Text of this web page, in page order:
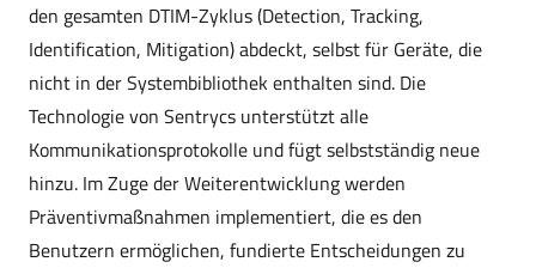
den gesamten DTIM-Zyklus (Detection, Tracking,
Identification, Mitigation) abdeckt, selbst für Geräte, die
nicht in der Systembibliothek enthalten sind. Die
Technologie von Sentrycs unterstützt alle
Kommunikationsprotokolle und fügt selbstständig neue
hinzu. Im Zuge der Weiterentwicklung werden
Präventivmaßnahmen implementiert, die es den
Benutzern ermöglichen, fundierte Entscheidungen zu